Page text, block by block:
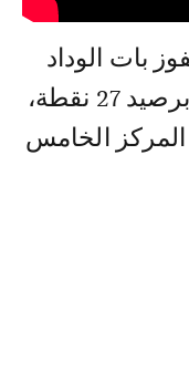
بات الوداد
يحتل المركز الخامس مؤقتا برصيد 27 نقطة،
المركز الخامس